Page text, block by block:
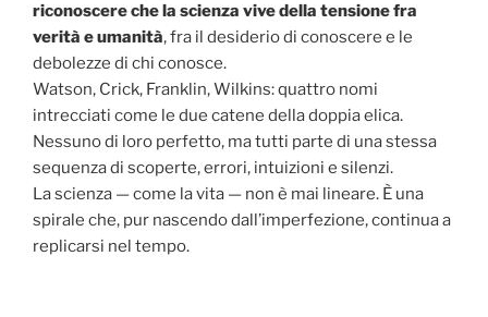
riconoscere che la scienza vive della tensione fra
verità e umanità, fra il desiderio di conoscere e le
debolezze di chi conosce.
Watson, Crick, Franklin, Wilkins: quattro nomi
intrecciati come le due catene della doppia elica.
Nessuno di loro perfetto, ma tutti parte di una stessa
sequenza di scoperte, errori, intuizioni e silenzi.
La scienza — come la vita — non è mai lineare. È una
spirale che, pur nascendo dall’imperfezione, continua a
replicarsi nel tempo.